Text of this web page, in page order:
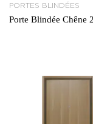
PORTES BLINDÉES
Porte Blindée Chêne